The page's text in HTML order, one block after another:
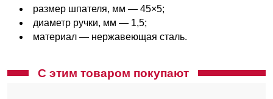
размер шпателя, мм — 45×5;
диаметр ручки, мм — 1,5;
материал — нержавеющая сталь.
С этим товаром покупают